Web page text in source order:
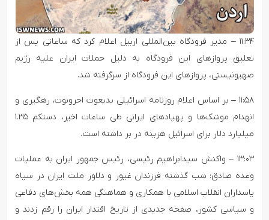
۱۱:۳۴ – مدیر فرودگاه بین‌المللی اربیل اعلام کرد که ساعاتی پس از
تعلیق پروازهای این فرودگاه به دلیل حملات ایران علیه رژیم
صهیونیستی، پروازهای این فرودگاه از سرگرفته شد.
۱۱:۵۸ – بر اساس اعلام روزنامه اسرائیلی یدیعوت احرونوت، رهگیری و
انهدام موشک‌ها و پهپادهای ایرانی طی ساعات اخیر، دستکم ۱.۳۵
میلیارد دلار برای اسرائیل هزینه در بر داشته است.
۱۳:۰۳ – واکنش سیدابراهیم رئیسی، رئیس جمهور ایران به عملیات
وعده صادق: شب گذشته فرزندان غیور و دلاور ملت ایران در سپاه
پاسداران انقلاب اسلامی با همکاری و هماهنگی همه بخش‌های دفاعی
و سیاسی کشور، صفحه جدیدی از تاریخ اقتدار ایران را رقم زدند و